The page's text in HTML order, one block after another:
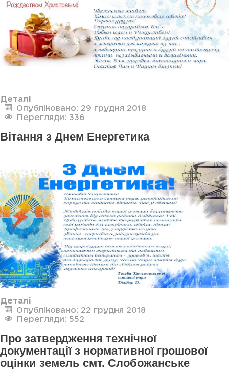
Деталі
Опубліковано: 29 грудня 2018
Перегляди: 336
Вітання з Днем Енергетика
Деталі
Опубліковано: 22 грудня 2018
Перегляди: 552
Про затвердження технічної
документації з нормативної грошової
оцінки земель смт. Слобожанське